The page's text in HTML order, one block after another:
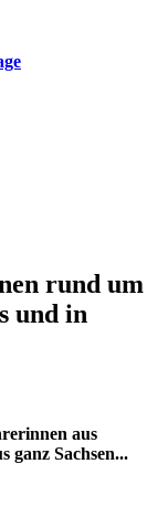
rund um
und in
aus
ganz Sachsen...